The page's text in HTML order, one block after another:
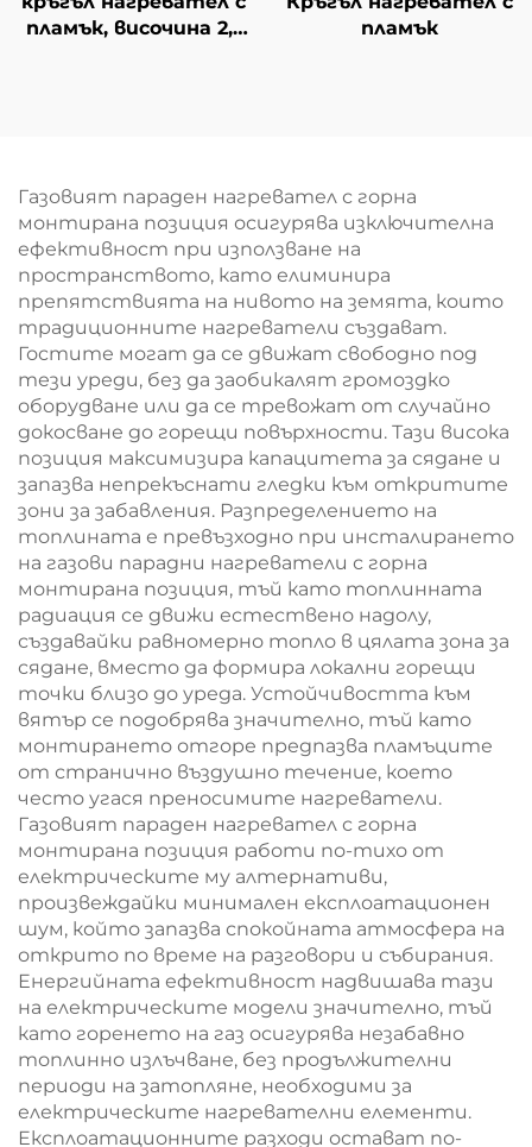
пламък, височина 2,1
пламък
Газовият параден нагревател с горна
монтирана позиция осигурява изключителна
ефективност при използване на
пространството, като елиминира
препятствията на нивото на земята, които
традиционните нагреватели създават.
Гостите могат да се движат свободно под
тези уреди, без да заобикалят громоздко
оборудване или да се тревожат от случайно
докосване до горещи повърхности. Тази висока
позиция максимизира капацитета за сядане и
запазва непрекъснати гледки към откритите
зони за забавления. Разпределението на
топлината е превъзходно при инсталирането
на газови парадни нагреватели с горна
монтирана позиция, тъй като топлинната
радиация се движи естествено надолу,
създавайки равномерно топло в цялата зона за
сядане, вместо да формира локални горещи
точки близо до уреда. Устойчивостта към
вятър се подобрява значително, тъй като
монтирането отгоре предпазва пламъците
от странично въздушно течение, което
често угася преносимите нагреватели.
Газовият параден нагревател с горна
монтирана позиция работи по-тихо от
електрическите му алтернативи,
произвеждайки минимален експлоатационен
шум, който запазва спокойната атмосфера на
открито по време на разговори и събирания.
Енергийната ефективност надвишава тази
на електрическите модели значително, тъй
като горенето на газ осигурява незабавно
топлинно излъчване, без продължителни
периоди на затопляне, необходими за
електрическите нагревателни елементи.
Експлоатационните разходи остават по-